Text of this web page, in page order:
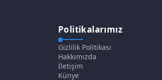
Politikalarımız
Gizlilik Politikası
Hakkımızda
İletişim
Künye